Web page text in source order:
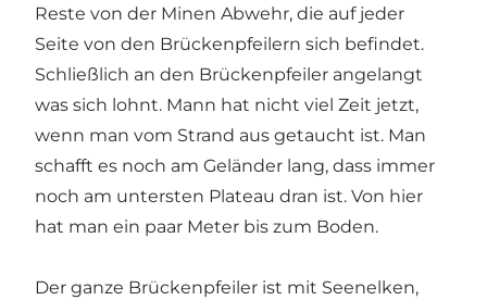
Reste von der Minen Abwehr, die auf jeder
Seite von den Brückenpfeilern sich befindet.
Schließlich an den Brückenpfeiler angelangt
was sich lohnt. Mann hat nicht viel Zeit jetzt,
wenn man vom Strand aus getaucht ist. Man
schafft es noch am Geländer lang, dass immer
noch am untersten Plateau dran ist. Von hier
hat man ein paar Meter bis zum Boden.
Der ganze Brückenpfeiler ist mit Seenelken,